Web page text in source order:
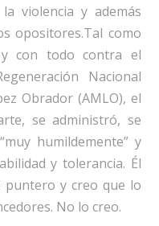
violencia y además
opositores.Tal como
con todo contra el
Nacional
Obrador (AMLO), el
se administró, se
humildemente” y
y tolerancia. Él
y creo que lo
No lo creo.